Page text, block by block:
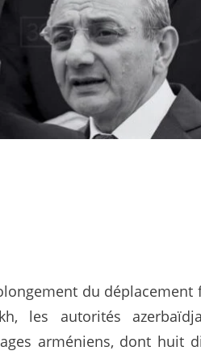
du
les autorités
arméniens, dont huit